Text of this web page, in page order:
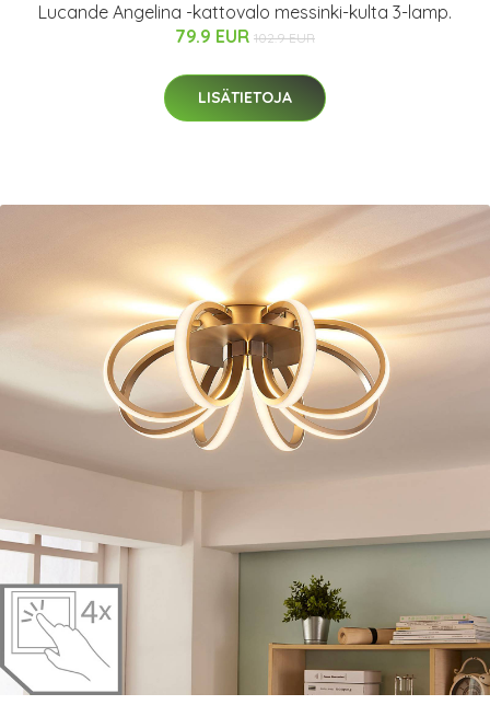
Lucande Angelina -kattovalo messinki-kulta 3-lamp.
79.9 EUR 102.9 EUR
LISÄTIETOJA